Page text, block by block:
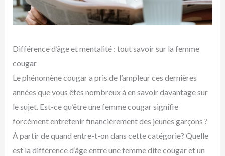
Différence d’âge et mentalité : tout savoir sur la femme
cougar
Le phénomène cougar a pris de l’ampleur ces dernières
années que vous êtes nombreux à en savoir davantage sur
le sujet. Est-ce qu’être une femme cougar signifie
forcément entretenir financièrement des jeunes garçons ?
À partir de quand entre-t-on dans cette catégorie? Quelle
est la différence d’âge entre une femme dite cougar et un